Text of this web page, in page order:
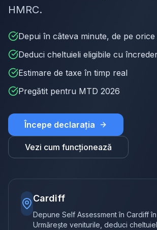
HMRC.
Depui în câteva minute, de pe
Deduci cheltuieli eligibile cu
Estimare de taxe în timp real
Pregătit pentru MTD 2026
Începe declarația
Vezi cum funcționează
Cardiff
Depune Self Assessment în Cardiff
Urmărește veniturile, deduci